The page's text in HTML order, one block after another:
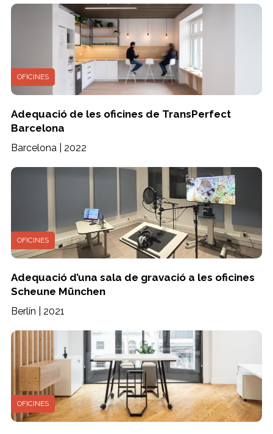
OFICINES
Adequació de les oficines de TransPerfect
Barcelona
Barcelona | 2022
OFICINES
Adequació d’una sala de gravació a les oficines
Scheune München
Berlín | 2021
OFICINES